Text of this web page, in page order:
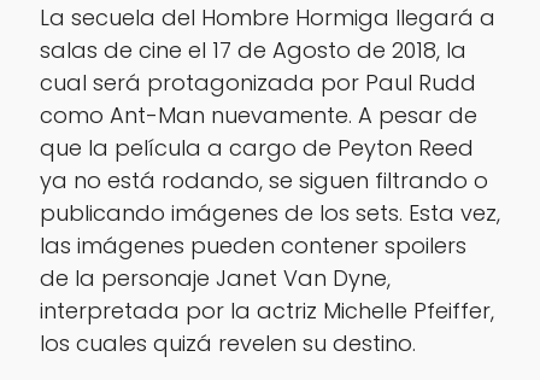
La secuela del Hombre Hormiga llegará a
salas de cine el 17 de Agosto de 2018, la
cual será protagonizada por Paul Rudd
como Ant-Man nuevamente. A pesar de
que la película a cargo de Peyton Reed
ya no está rodando, se siguen filtrando o
publicando imágenes de los sets. Esta vez,
las imágenes pueden contener spoilers
de la personaje Janet Van Dyne,
interpretada por la actriz Michelle Pfeiffer,
los cuales quizá revelen su destino.